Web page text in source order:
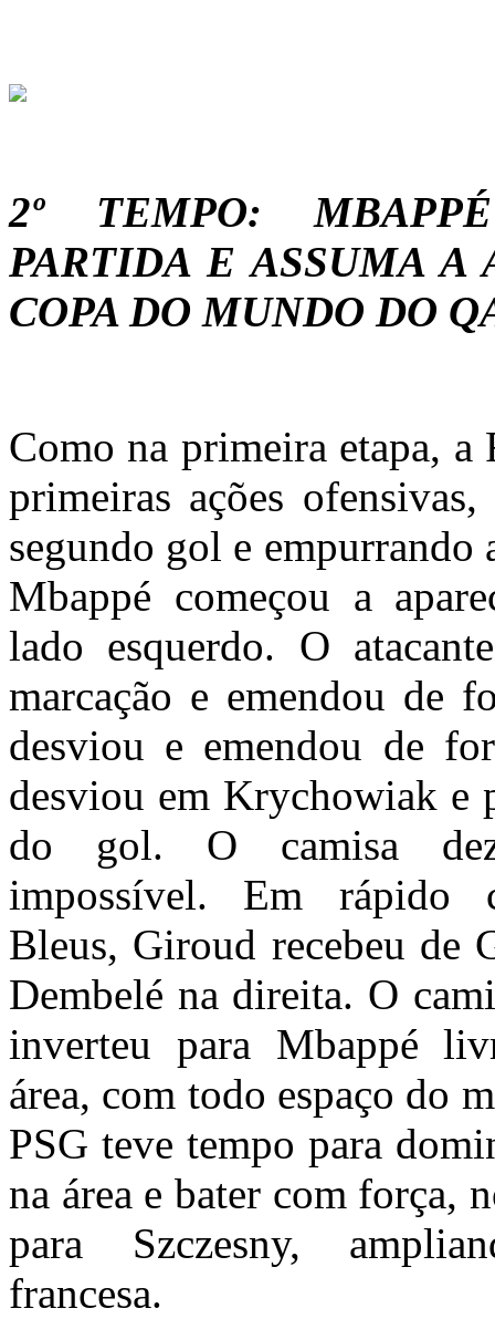
2º TEMPO:
PARTIDA E ASSUMA A
COPA DO MUNDO DO
Como na primeira etapa, a
primeiras ações
segundo gol e empurrando
Mbappé começou a
lado esquerdo. O
marcação e emendou de
desviou e emendou de
desviou em Krychowiak e
do gol. O camisa
impossível. Em rápido
Bleus, Giroud recebeu de
Dembelé na direita. O
inverteu para Mbappé
área, com todo espaço do
PSG teve tempo para
na área e bater com força,
para Szczesny,
francesa.